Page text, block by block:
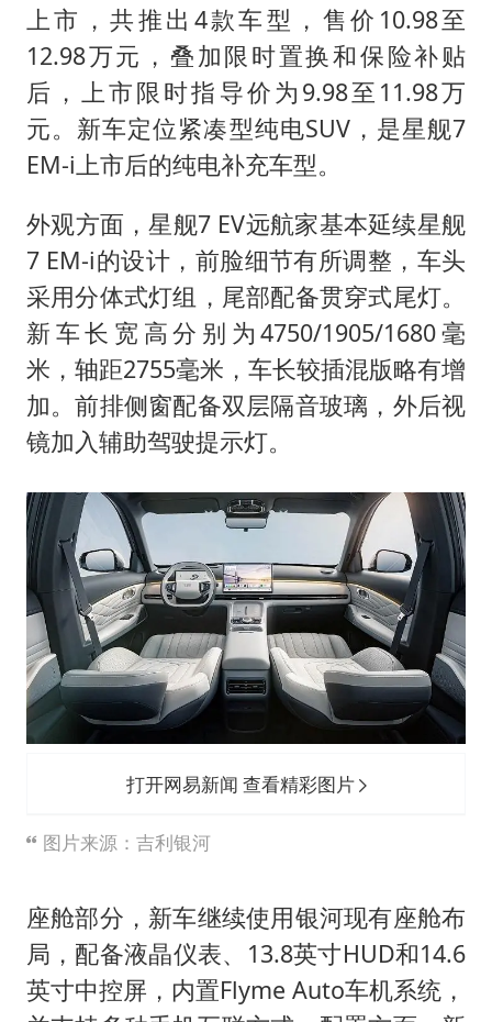
上市，共推出4款车型，售价10.98至
12.98万元，叠加限时置换和保险补贴
后，上市限时指导价为9.98至11.98万
元。新车定位紧凑型纯电SUV，是星舰7
EM-i上市后的纯电补充车型。
外观方面，星舰7 EV远航家基本延续星舰
7 EM-i的设计，前脸细节有所调整，车头
采用分体式灯组，尾部配备贯穿式尾灯。
新车长宽高分别为4750/1905/1680毫
米，轴距2755毫米，车长较插混版略有增
加。前排侧窗配备双层隔音玻璃，外后视
镜加入辅助驾驶提示灯。
打开网易新闻 查看精彩图片
图片来源：吉利银河
座舱部分，新车继续使用银河现有座舱布
局，配备液晶仪表、13.8英寸HUD和14.6
英寸中控屏，内置Flyme Auto车机系统，